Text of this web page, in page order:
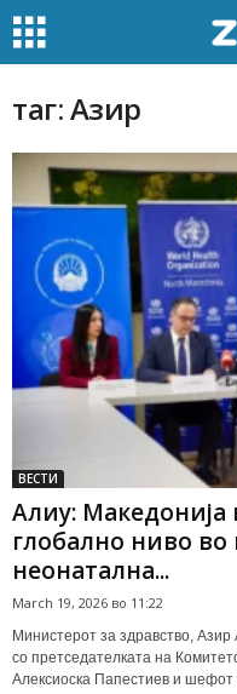
таг: Азир
ВЕСТИ
Алиу: Македонија
глобално ниво
неонатална...
March 19, 2026 во 11:22
Министерот за здравство,
со претседателката на
Алексиоска Папестиев и шефот